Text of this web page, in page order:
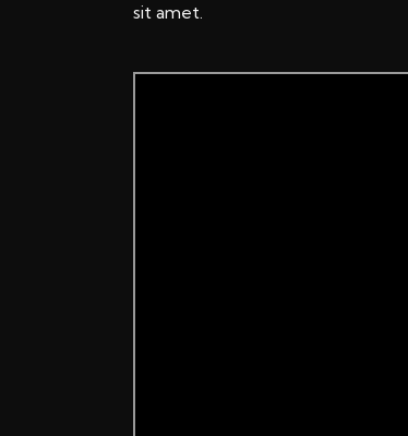
sit amet.